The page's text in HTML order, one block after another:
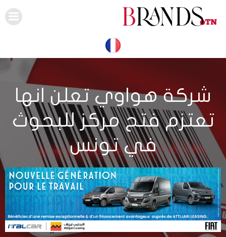
شركة هواوي تعلن انها
تعتزم فتح مركز للبحوث
في تونس